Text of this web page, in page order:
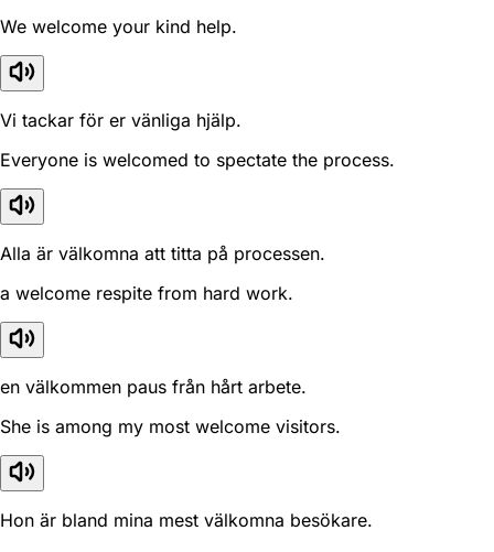
We welcome your kind help.
Vi tackar för er vänliga hjälp.
Everyone is welcomed to spectate the process.
Alla är välkomna att titta på processen.
a welcome respite from hard work.
en välkommen paus från hårt arbete.
She is among my most welcome visitors.
Hon är bland mina mest välkomna besökare.